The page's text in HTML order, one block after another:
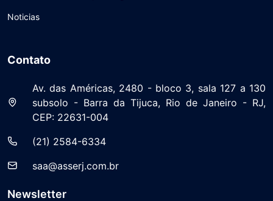
Noticias
Contato
Av. das Américas, 2480 - bloco 3, sala 127 a 130
subsolo - Barra da Tijuca, Rio de Janeiro - RJ,
CEP: 22631-004
(21) 2584-6334
saa@asserj.com.br
Newsletter